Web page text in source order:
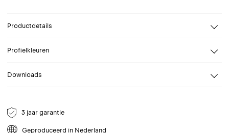
Productdetails
Bevestiging
Profielkleuren
aanvraag.
Geanodiseerd9001
9010
9016
Downloads
3 jaar garantie
Geproduceerd in Nederland